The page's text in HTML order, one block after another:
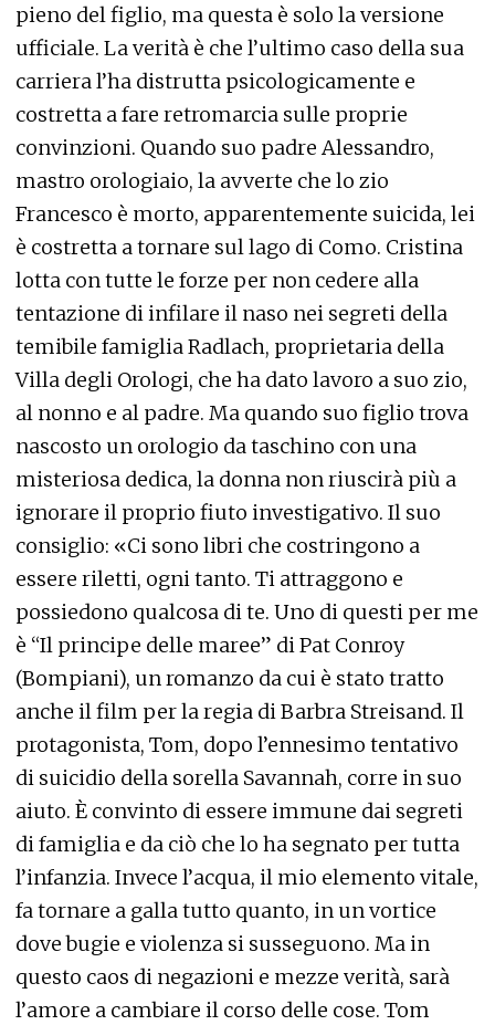
pieno del figlio, ma questa è solo la versione
ufficiale. La verità è che l’ultimo caso della sua
carriera l’ha distrutta psicologicamente e
costretta a fare retromarcia sulle proprie
convinzioni. Quando suo padre Alessandro,
mastro orologiaio, la avverte che lo zio
Francesco è morto, apparentemente suicida, lei
è costretta a tornare sul lago di Como. Cristina
lotta con tutte le forze per non cedere alla
tentazione di infilare il naso nei segreti della
temibile famiglia Radlach, proprietaria della
Villa degli Orologi, che ha dato lavoro a suo zio,
al nonno e al padre. Ma quando suo figlio trova
nascosto un orologio da taschino con una
misteriosa dedica, la donna non riuscirà più a
ignorare il proprio fiuto investigativo. Il suo
consiglio: «Ci sono libri che costringono a
essere riletti, ogni tanto. Ti attraggono e
possiedono qualcosa di te. Uno di questi per me
è “Il principe delle maree” di Pat Conroy
(Bompiani), un romanzo da cui è stato tratto
anche il film per la regia di Barbra Streisand. Il
protagonista, Tom, dopo l’ennesimo tentativo
di suicidio della sorella Savannah, corre in suo
aiuto. È convinto di essere immune dai segreti
di famiglia e da ciò che lo ha segnato per tutta
l’infanzia. Invece l’acqua, il mio elemento vitale,
fa tornare a galla tutto quanto, in un vortice
dove bugie e violenza si susseguono. Ma in
questo caos di negazioni e mezze verità, sarà
l’amore a cambiare il corso delle cose. Tom